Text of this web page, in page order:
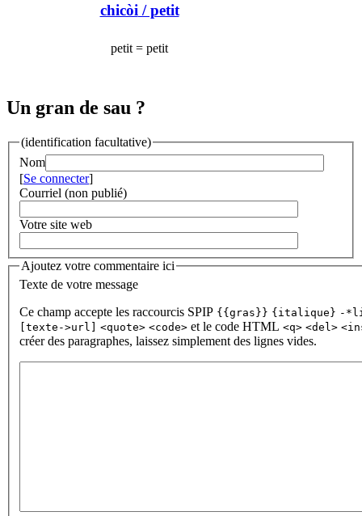
chicòi / petit
petit = petit
Un gran de sau ?
(identification facultative)
Nom
[Se connecter]
Courriel (non publié)
Votre site web
Ajoutez votre commentaire ici
Texte de votre message
Ce champ accepte les raccourcis SPIP {{gras}} {italique} -
[texte->url]
<quote> <code> et le code HTML <q> <del>
créer des paragraphes, laissez simplement des lignes vides.